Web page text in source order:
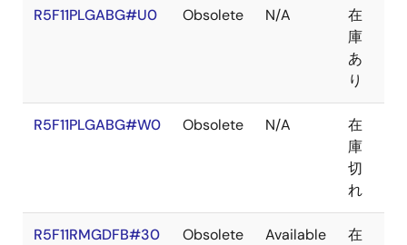
R5F11PLGABG#U0 Obsolete N/A
在
庫
あ
り
R5F11PLGABG#W0 Obsolete N/A
在
庫
切
れ
R5F11RMGDFB#30 Obsolete Available
在